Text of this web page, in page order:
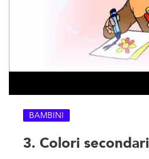
BAMBINI
3. Colori secondari